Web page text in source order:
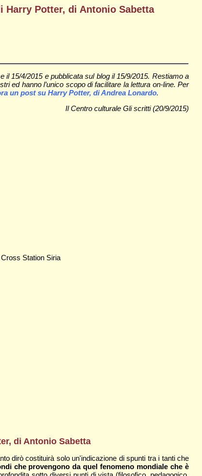
Potter, di Antonio Sabetta
15/4/2015 e pubblicata sul blog il 15/9/2015. Restiamo a
ed hanno l’unico scopo di facilitare la lettura on-line. Per
un post su Harry Potter, di Andrea Lonardo.
Il Centro culturale Gli scritti (20/9/2015)
Station Siria
di Antonio Sabetta
dirò costituirà solo un'indicazione di spunti tra i tanti che
che provengono da quel fenomeno mondiale che è